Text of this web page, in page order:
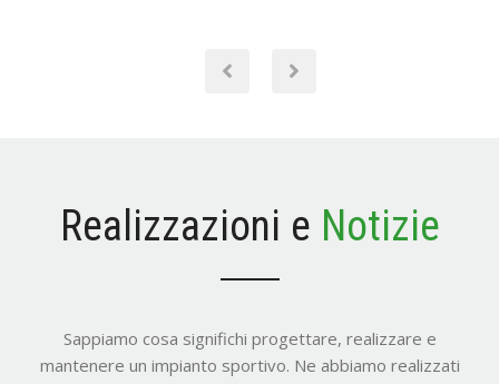
Realizzazioni e Notizie
Sappiamo cosa significhi progettare, realizzare e
mantenere un impianto sportivo. Ne abbiamo realizzati